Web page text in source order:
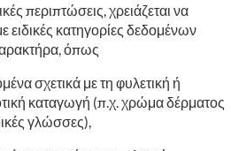
περιπτώσεις, χρειάζεται να
ειδικές κατηγορίες δεδομένων
όπως
σχετικά με τη φυλετική ή
καταγωγή (π.χ. χρώμα δέρματος
γλώσσες),